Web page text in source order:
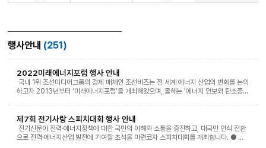
행사안내 (251)
2022미래에너지포럼 행사 안내
국내 1위 조선미디어그룹의 경제 매체인 조선비즈는 전 세계 에너지 산업의 변화를 논의
하고자 2013년부터 ‘미래에너지포럼’을 개최해왔으며, 올해는 ‘에너지 안보와 탄소중
전례없는 지정학적, 환경적 위기에 처해있으며 전 세계적으로 에너지 안보와 탄소중립에
대한 논의가 빠른 속도로 이어지고 있습니다. 이러한 배경에서 원자력과 재생에너지를
중심으로 재편되고 있는 에너지 생산, 공급 시장과 이를 운반하는 물류 시스템 확립, 전
제7회 전기사랑 스피치대회 행사 안내
전기신문이 전력·에너지정책에 대한 국민의 이해와 소통을 증진하고, 대국민 인식 전환
으로 전력·에너지산업 발전에 기여할 초석을 마련코자 스피치대회를 개최합니다. ● 행